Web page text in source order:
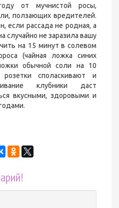
от мучнистой росы,
ползающих вредителей.
если рассада не родная, а
случайно не заразила вашу
на 15 минут в солевом
(чайная ложка синих
обычной соли на 10
споласкивают и
клубники даст
вкусными, здоровыми и